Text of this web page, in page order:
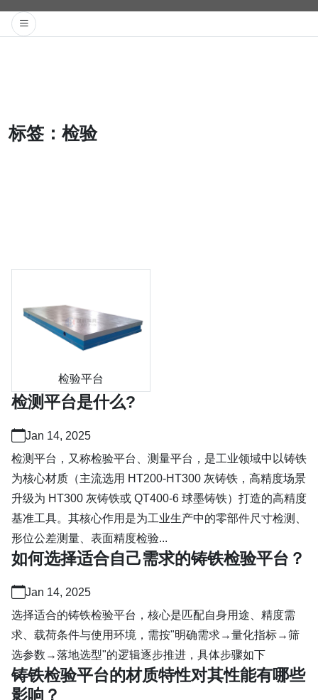
标签： 检验
检验平台
检测平台是什么?
Jan 14, 2025
检测平台，又称检验平台、测量平台，是工业领域中以铸铁
为核心材质（主流选用 HT200-HT300 灰铸铁，高精度场景
升级为 HT300 灰铸铁或 QT400-6 球墨铸铁）打造的高精度
基准工具。其核心作用是为工业生产中的零部件尺寸检测、
形位公差测量、表面精度检验...
如何选择适合自己需求的铸铁检验平台？
Jan 14, 2025
选择适合的铸铁检验平台，核心是匹配自身用途、精度需
求、载荷条件与使用环境，需按"明确需求→量化指标→筛
选参数→落地选型"的逻辑逐步推进，具体步骤如下
铸铁检验平台的材质特性对其性能有哪些
影响？